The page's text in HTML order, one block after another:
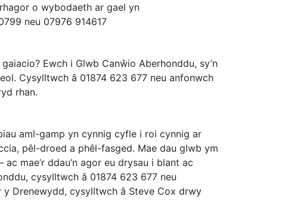
o wybodaeth ar gael yn
neu 07976 914617
Ewch i Glwb Canŵio Aberhonddu, sy’n
Cysylltwch â 01874 623 677 neu anfonwch
rhan.
aml-gamp yn cynnig cyfle i roi cynnig ar
pêl-droed a phêl-fasged. Mae dau glwb ym
mae’r ddau’n agor eu drysau i blant ac
cysylltwch â 01874 623 677 neu
y Drenewydd, cysylltwch â Steve Cox drwy